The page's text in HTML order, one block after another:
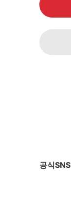
공식SNS